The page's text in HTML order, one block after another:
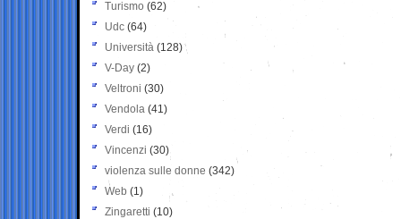
Turismo (62)
Udc (64)
Università (128)
V-Day (2)
Veltroni (30)
Vendola (41)
Verdi (16)
Vincenzi (30)
violenza sulle donne (342)
Web (1)
Zingaretti (10)